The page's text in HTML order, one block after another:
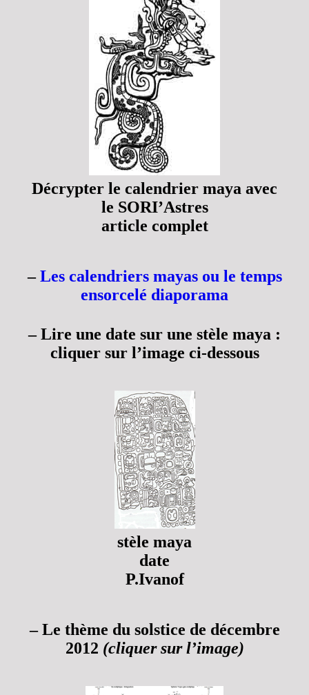
Décrypter le calendrier maya avec
le SORI’Astres
article complet
– Les calendriers mayas ou le temps
ensorcelé diaporama
– Lire une date sur une stèle maya :
cliquer sur l’image ci-dessous
stèle maya
date
P.Ivanof
–Le thème du solstice de décembre
2012 (cliquer sur l’image)